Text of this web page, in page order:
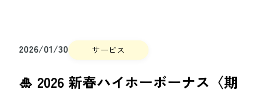
2026/01/30 サービス
🎍 2026 新春ハイホーボーナス〈期